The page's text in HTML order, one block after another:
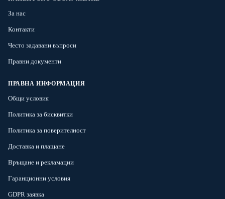
За нас
Контакти
Често задавани въпроси
Правни документи
ПРАВНА ИНФОРМАЦИЯ
Общи условия
Политика за бисквитки
Политика за поверителност
Доставка и плащане
Връщане и рекламации
Гаранционни условия
GDPR заявка